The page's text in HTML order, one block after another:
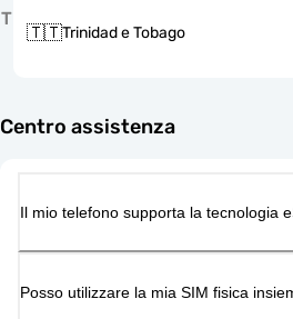
T
🇹🇹Trinidad e Tobago
Centro assistenza
Il mio telefono supporta la tecnologia
Posso utilizzare la mia SIM fisica